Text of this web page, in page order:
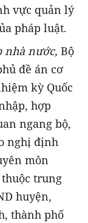
vực quản lý
pháp luật.
nhà nước, Bộ
đề án cơ
kỳ Quốc
hợp
ngang bộ,
nghị định
môn
trung
huyện,
thành phố